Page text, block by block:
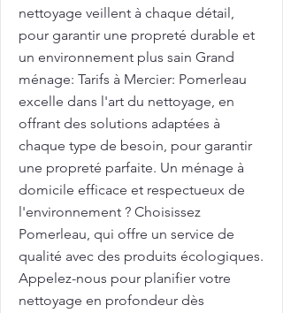
nettoyage veillent à chaque détail,
pour garantir une propreté durable et
un environnement plus sain Grand
ménage: Tarifs à Mercier: Pomerleau
excelle dans l'art du nettoyage, en
offrant des solutions adaptées à
chaque type de besoin, pour garantir
une propreté parfaite. Un ménage à
domicile efficace et respectueux de
l'environnement ? Choisissez
Pomerleau, qui offre un service de
qualité avec des produits écologiques.
Appelez-nous pour planifier votre
nettoyage en profondeur dès